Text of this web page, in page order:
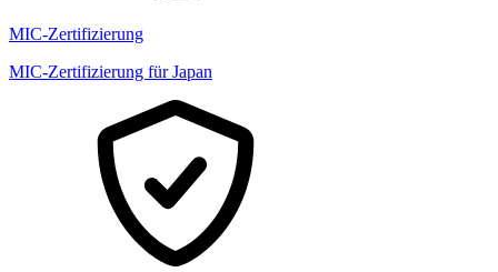
MIC-Zertifizierung
MIC-Zertifizierung für Japan